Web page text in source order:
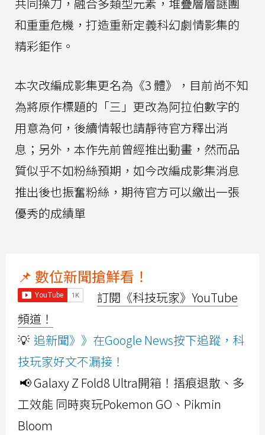
和重重危機，打造重新定義科幻劇情影集的
精彩鉅作。
本次改編成影集更名為《3 體》，目前尚不知
為將原作標題的「三」更改為阿拉伯數字的
用意為何，後續情報也請靜待官方釋出消
息；另外，本作先前曾經推出動畫，然而品
質似乎不如粉絲預期，如今改編成影集消息
推出後也振奮粉絲，期待官方可以繳出一張
優秀的成績單
📌 數位新聞搶鮮看！
訂閱《科技玩家》YouTube
頻道！
💡 追新聞》》在Google News按下追蹤，科
技玩家好文不漏接！
📢 Galaxy Z Fold8 Ultra開箱！摺痕退散、多
工效能 同時爽玩Pokemon GO、Pikmin
Bloom